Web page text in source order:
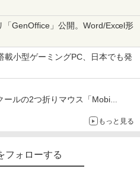
GenOffice」公開。Word/Excel形
載小型ゲーミングPC、日本でも発
ールの2つ折りマウス「Mobi
もっと見る
フォローする